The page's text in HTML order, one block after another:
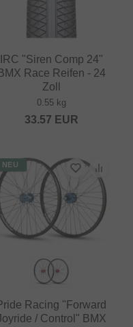
IRC "Siren Comp 24"
BMX Race Reifen - 24
Zoll
0.55 kg
33.57 EUR
NEU
Racing "Forward
/ Control" BMX